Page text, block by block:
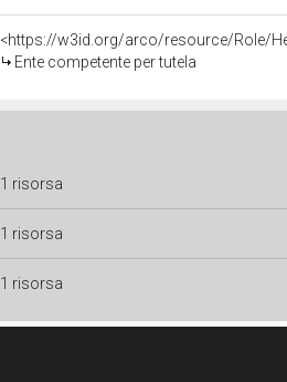
<https://w3id.org/arco/resource/Role/
Ente competente per tutela
1 risorsa
1 risorsa
1 risorsa